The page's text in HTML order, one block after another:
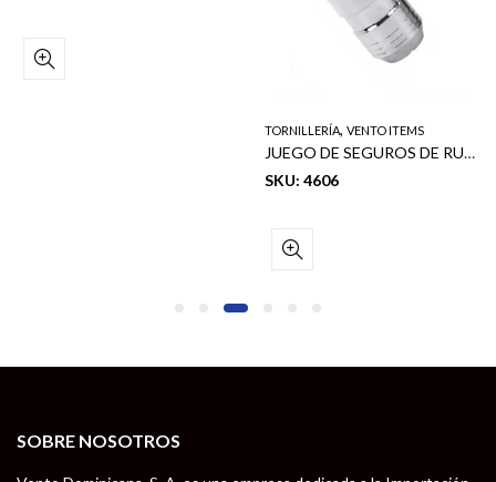
TORNILLERÍA, VENTO ITEMS
JUEGO DE SEGUROS DE RUEDA STANDARD ACCORN – M12 X 1.25RH (5 PCS)
SKU: 4606
SOBRE NOSOTROS